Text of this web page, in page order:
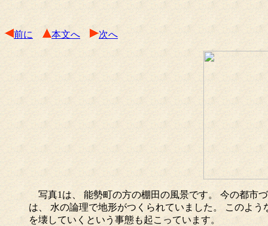
前に 本文へ 次へ
写真1は、 能勢町の方の棚田の風景です。 今の都市
は、 水の論理で地形がつくられていました。 このよ
を壊していくという事態も起こっています。